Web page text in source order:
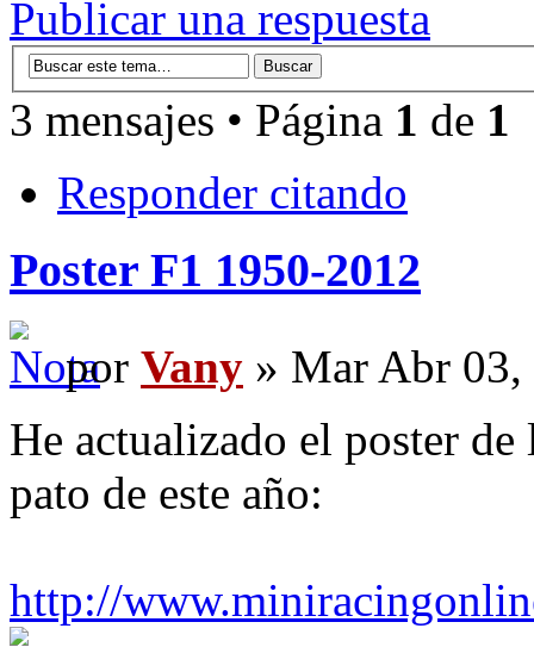
Publicar una respuesta
3 mensajes • Página 1 de 1
Responder citando
Poster F1 1950-2012
por Vany » Mar Abr
He actualizado el poster
pato de este año:
http://